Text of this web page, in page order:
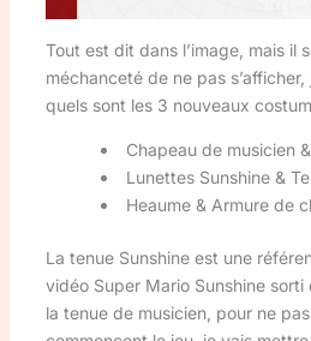
Tout est dit dans l’image, mais il
méchanceté de ne pas
quels sont les 3 nouveaux
Chapeau de musicien
Lunettes Sunshine &
Heaume & Armure de
La tenue Sunshine est une
vidéo Super Mario Sunshine
la tenue de musicien, pour ne